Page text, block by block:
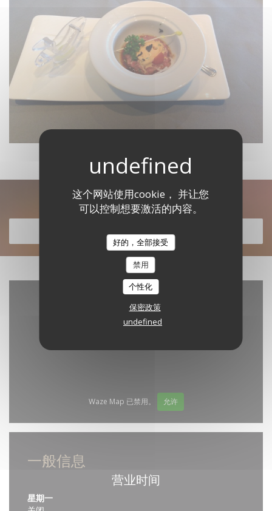
这个网站使用cookie， 并让您
可以控制想要激活的内容。
好的，全部接受
禁用
个性化
保密政策
undefined
发现我们的菜单
Waze Map 已禁用。 允许
一般信息
营业时间
星期一